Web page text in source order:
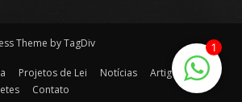
Theme by TagDiv
Projetos de Lei Notícias
Artigos
Contato
1